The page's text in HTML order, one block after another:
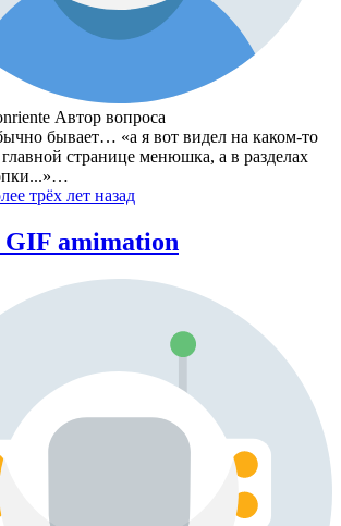
Автор вопроса
бывает… «а я вот видел на каком-то
странице менюшка, а в разделах
трёх лет назад
GIF amimation